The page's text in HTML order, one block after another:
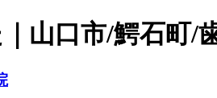
山口市/鰐石町/